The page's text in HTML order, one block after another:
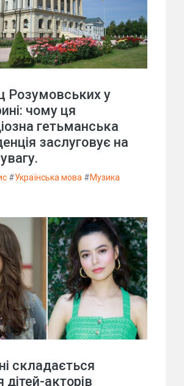
Розумовських у
чому ця
гетьманська
заслуговує на
#Українська мова #Музика
складається
дітей-акторів